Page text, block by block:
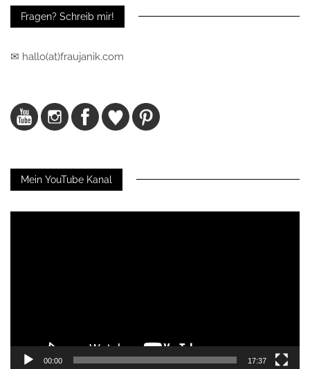
Fragen? Schreib mir!
✉ hallo(at)fraujanik.com
Mein YouTube Kanal
00:00 17:37